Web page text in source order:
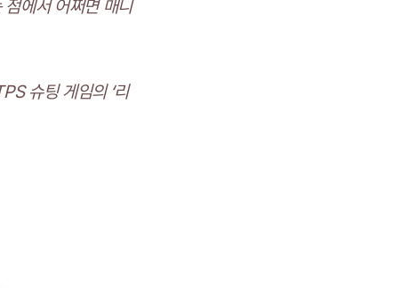
에서 어쩌면 매니
슈팅 게임의 ‘리